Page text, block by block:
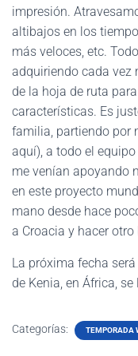
impresión.
altibajos en los
más veloces, etc.
adquiriendo cada vez
de la hoja de ruta
características. Es
familia, partiendo por
aquí), a todo el
me venían apoyando
en este proyecto
mano desde hace
a Croacia y hacer otro
La próxima fecha
de Kenia, en África,
Categorías: TEMPORADA